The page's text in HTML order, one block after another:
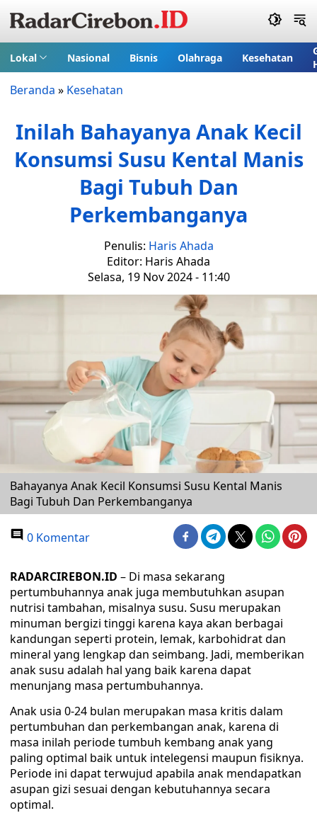
Lokal Nasional Bisnis Olahraga Kesehatan
Beranda » Kesehatan
Inilah Bahayanya Anak Kecil
Konsumsi Susu Kental Manis
Bagi Tubuh Dan
Perkembanganya
Penulis: Haris Ahada
Editor: Haris Ahada
Selasa, 19 Nov 2024 - 11:40
Bahayanya Anak Kecil Konsumsi Susu Kental Manis
Bagi Tubuh Dan Perkembanganya
0 Komentar
RADARCIREBON.ID – Di masa sekarang
pertumbuhannya anak juga membutuhkan asupan
nutrisi tambahan, misalnya susu. Susu merupakan
minuman bergizi tinggi karena kaya akan berbagai
kandungan seperti protein, lemak, karbohidrat dan
mineral yang lengkap dan seimbang. Jadi, memberikan
anak susu adalah hal yang baik karena dapat
menunjang masa pertumbuhannya.
Anak usia 0-24 bulan merupakan masa kritis dalam
pertumbuhan dan perkembangan anak, karena di
masa inilah periode tumbuh kembang anak yang
paling optimal baik untuk intelegensi maupun fisiknya.
Periode ini dapat terwujud apabila anak mendapatkan
asupan gizi sesuai dengan kebutuhannya secara
optimal.